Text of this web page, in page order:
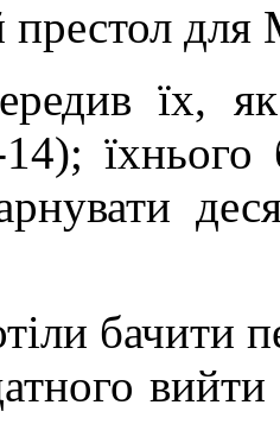
престол
їх,
їхнього
бачити